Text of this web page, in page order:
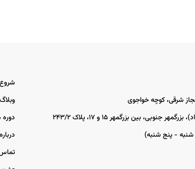
شرقی، کوچه خواجوی
بین بزرگمهر ۱۵ و ۱۷، پلاک ۲۴۳/۲
وبلاگ
دوره